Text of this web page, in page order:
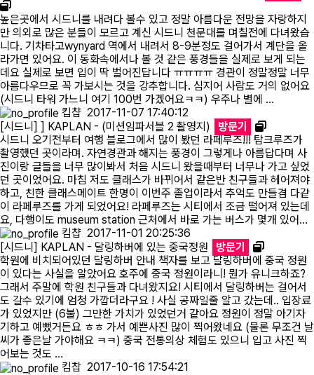
높은곳에서 시드니를 내려다 볼수 있고 정말 아름다운 전망을 자랑하지
만 의외로 많은 분들이 모르고 계신 시드니 천문대를 며칠전에 다녀왔습
니다. 기차타고wynyard 역에서 내려서 8-9분정도 걸어가서 계단을 올
라가면 있어요. 이 동화속에서나 볼 것 같은 풍경들을 실제로 보게 되는
데요 실제로 보면 입이 딱 벌어진답니다 ㅠㅠㅠㅠ 경관이 정말정말 너무
아름다우므로 꼭 가보시는 것을 강추합니다. 심지어 사람도 거의 없어요
(시드니 타워 가느니 여기 100번 가겠어요ㅋㅋ) 우주나 별에 …
킵챱 2017-11-07 17:40:12
[시드니] ] KAPLAN - (미션임파서블 2 촬영지)
방문기
시드니 오기전부터 여행 블로그에서 많이 봤던 라페루즈!!! 탐크루즈가
촬영했던 곳이라며. 자연경관과 해지는 풍경이 그렇게나 아름답다며 사
진이랑 글들을 너무 많이봐서 처음 시드니 왔을때부터 너무나 가고 싶었
던 곳이었어요. 마침 저도 클래스가 바뀌어서 같은반 친구들과 헤어져야
하고, 친한 클래스메이트 한명이 이번주 졸업이라서 추억도 만들겸 다같
이 라페루즈를 가게 되었어요! 라페루즈는 시티에서 조금 떨어져 있는데
요, 다행이도 museum station 근처에서 바로 가는 버스가 몇개 있어…
킴챱 2017-11-01 20:25:36
[시드니] KAPLAN - 달링하버에 있는 중국정원
방문기
학원에 비치되어있던 달링하버 안내 책자를 보고 달링하버에 중국 정원
이 있다는 사실을 알았어요 호주에 중국 정원이라니! 뭔가 유니크하죠?
그래서 주말에 학원 친구들과 다녀왔지요! 시티에서 달링하버는 걸어서
도 갈수 있기에 엄청 가깝더라구요 ! 사실 공짜일줄 알고 갔는데.. 입장료
가 있었지만 (6불) 그만한 가치가 있었던거 같아요 정원이 정말 아기자
기하고 예뻤거든요 ㅎㅎ 가서 예쁜사진 많이 찍어왔네요 (물론 무조건 날
씨가 좋은날 가야해요 ㅋㅋ) 중국 전통의상 체험도 있으니 입고 사진 찍
어보는 것도 …
킴찹 2017-10-16 17:54:21